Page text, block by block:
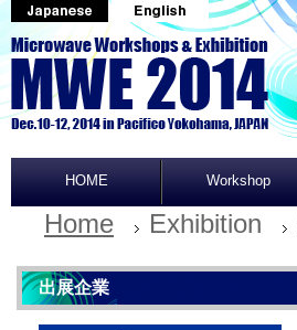
HOME Workshop
Home Exhibition
出展企業